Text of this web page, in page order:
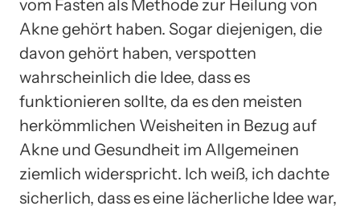
vom Fasten als Methode zur Heilung von
Akne gehört haben. Sogar diejenigen, die
davon gehört haben, verspotten
wahrscheinlich die Idee, dass es
funktionieren sollte, da es den meisten
herkömmlichen Weisheiten in Bezug auf
Akne und Gesundheit im Allgemeinen
ziemlich widerspricht. Ich weiß, ich dachte
sicherlich, dass es eine lächerliche Idee war,